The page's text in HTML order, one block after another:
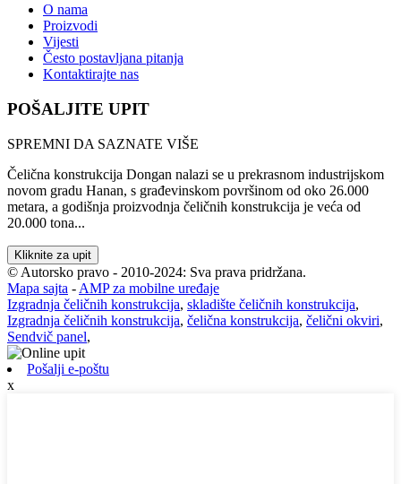
O nama
Proizvodi
Vijesti
Često postavljana pitanja
Kontaktirajte nas
POŠALJITE UPIT
SPREMNI DA SAZNATE VIŠE
Čelična konstrukcija Dongan nalazi se u prekrasnom industrijskom
novom gradu Hanan, s građevinskom površinom od oko 26.000
metara, a godišnja proizvodnja čeličnih konstrukcija je veća od
20.000 tona...
Kliknite za upit
© Autorsko pravo - 2010-2024: Sva prava pridržana.
Mapa sajta - AMP za mobilne uređaje
Izgradnja čeličnih konstrukcija, skladište čeličnih konstrukcija,
Izgradnja čeličnih konstrukcija, čelična konstrukcija, čelični okviri,
Sendvič panel,
Pošalji e-poštu
x